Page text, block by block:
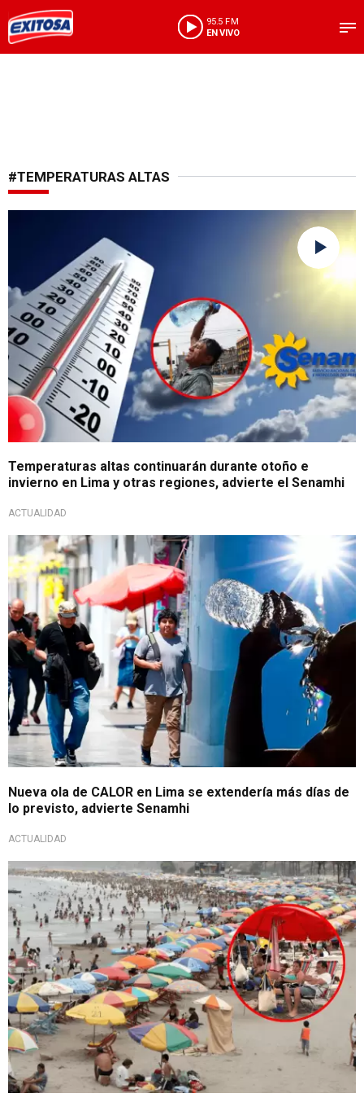
95.5 FM
EN VIVO
#TEMPERATURAS ALTAS
Temperaturas altas continuarán durante otoño e
invierno en Lima y otras regiones, advierte el Senamhi
ACTUALIDAD
Calor extremo no se va
Nueva ola de CALOR en Lima se extendería más días de
lo previsto, advierte Senamhi
ACTUALIDAD
¡Atención veraneantes!